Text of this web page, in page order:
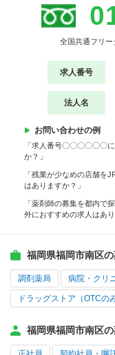
全国共通フリ
求人番号
法人名
お問い合わせの例
「求人番号〇〇〇〇〇〇
か？」
「残業が少なめの店舗を
はありますか？」
「薬剤師の募集を都内で
外におすすめの求人はあ
福岡県福岡市南区
調剤薬局 病院・クリ
ドラッグストア（OTCのみ
福岡県福岡市南区